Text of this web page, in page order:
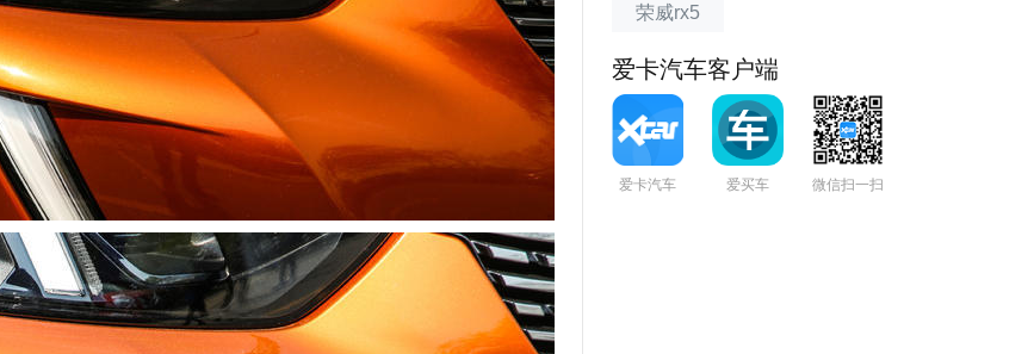
荣威rx5
爱卡汽车客户端
爱卡汽车 爱买车 微信扫一扫